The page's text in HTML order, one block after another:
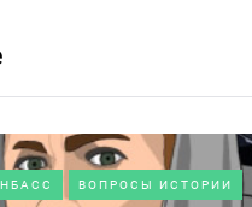
ВОПРОСЫ ИСТОРИИ